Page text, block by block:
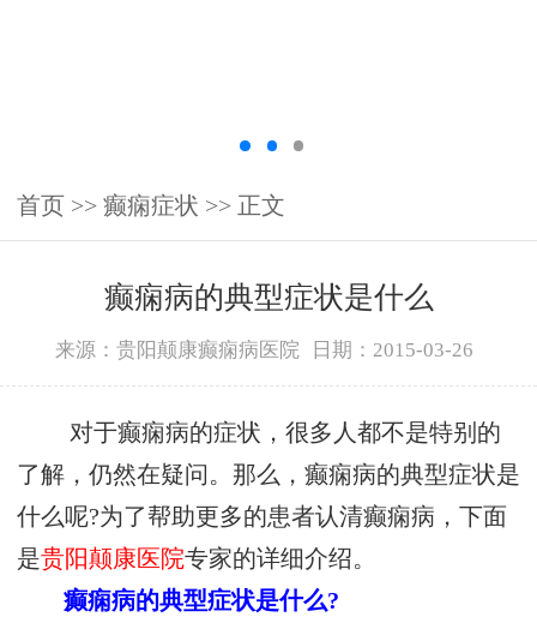
首页 >> 癫痫症状 >> 正文
癫痫病的典型症状是什么
来源：贵阳颠康癫痫病医院 日期：2015-03-26
对于癫痫病的症状，很多人都不是特别的
了解，仍然在疑问。那么，癫痫病的典型症状是
什么呢?为了帮助更多的患者认清癫痫病，下面
是贵阳颠康医院专家的详细介绍。
癫痫病的典型症状是什么?